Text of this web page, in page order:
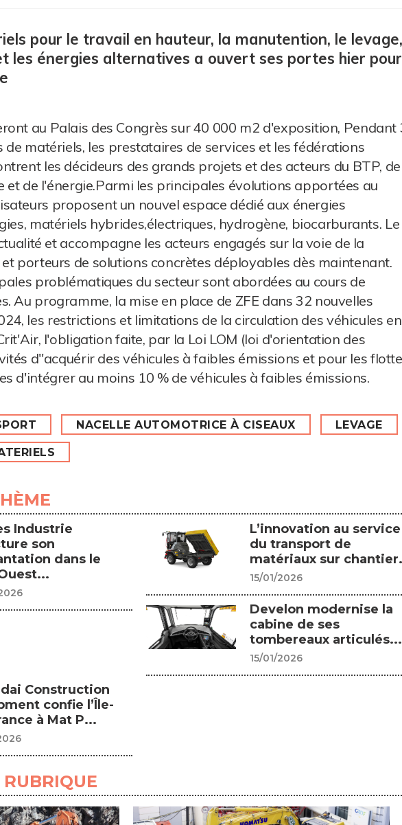
pour le travail en hauteur, la manutention, le levage,
les énergies alternatives a ouvert ses portes hier pour
au Palais des Congrès sur 40 000 m2 d'exposition, Pendant
de matériels, les prestataires de services et les fédérations
les décideurs des grands projets et des acteurs du BTP, de
et de l'énergie.Parmi les principales évolutions apportées au
proposent un nouvel espace dédié aux énergies
matériels hybrides,électriques, hydrogène, biocarburants. Le
et accompagne les acteurs engagés sur la voie de la
porteurs de solutions concrètes déployables dès maintenant.
problématiques du secteur sont abordées au cours de
Au programme, la mise en place de ZFE dans 32 nouvelles
les restrictions et limitations de la circulation des véhicules en
l'obligation faite, par la Loi LOM (loi d'orientation des
d"acquérir des véhicules à faibles émissions et pour les
d'intégrer au moins 10 % de véhicules à faibles émissions.
NACELLE AUTOMOTRICE À CISEAUX LEVAGE
Industrie
son
dans le
L’innovation au service
du transport de
matériaux sur
15/01/2026
Develon modernise la
cabine de ses
tombereaux articulés...
15/01/2026
Construction
confie l’Île-
à Mat P...